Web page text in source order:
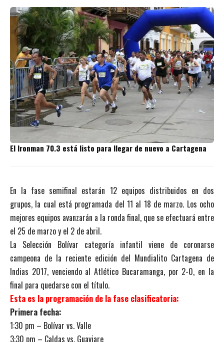
El Ironman 70.3 está listo para llegar de nuevo a Cartagena
En la fase semifinal estarán 12 equipos distribuidos en dos
grupos, la cual está programada del 11 al 18 de marzo. Los ocho
mejores equipos avanzarán a la ronda final, que se efectuará entre
el 25 de marzo y el 2 de abril.
La Selección Bolívar categoría infantil viene de coronarse
campeona de la reciente edición del Mundialito Cartagena de
Indias 2017, venciendo al Atlético Bucaramanga, por 2-0, en la
final para quedarse con el título.
Esta es la programación de la fase clasificatoria:
Primera fecha:
1:30 pm – Bolívar vs. Valle
3:30 pm – Caldas vs. Guaviare